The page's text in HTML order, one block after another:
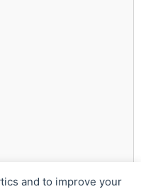
and to improve your